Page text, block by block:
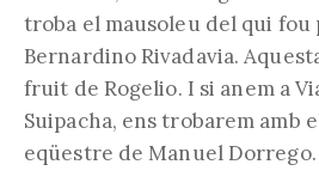
troba el mausoleu del qui fou
Bernardino Rivadavia.
fruit de Rogelio. I si anem a
Suipacha, ens trobarem amb
eqüestre de Manuel Dorrego.